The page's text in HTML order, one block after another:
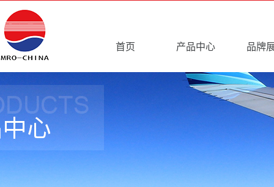
首页 产品中心 品牌